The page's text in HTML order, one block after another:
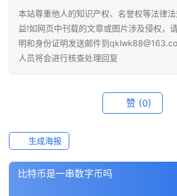
题
本站尊重他人的知识产权、名誉权等法律
益!如网页中刊载的文章或图片涉及侵权，
明和身份证明发送邮件到
人员将会进行核查处理回复
赞 (0)
生成海报
比特币是一串数字币吗